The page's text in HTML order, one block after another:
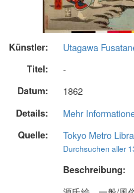
Künstler:
Utagawa
Titel:
-
Datum:
1862
Details:
Mehr
Quelle:
Tokyo Metro
Durchsuchen aller
Beschreibung: